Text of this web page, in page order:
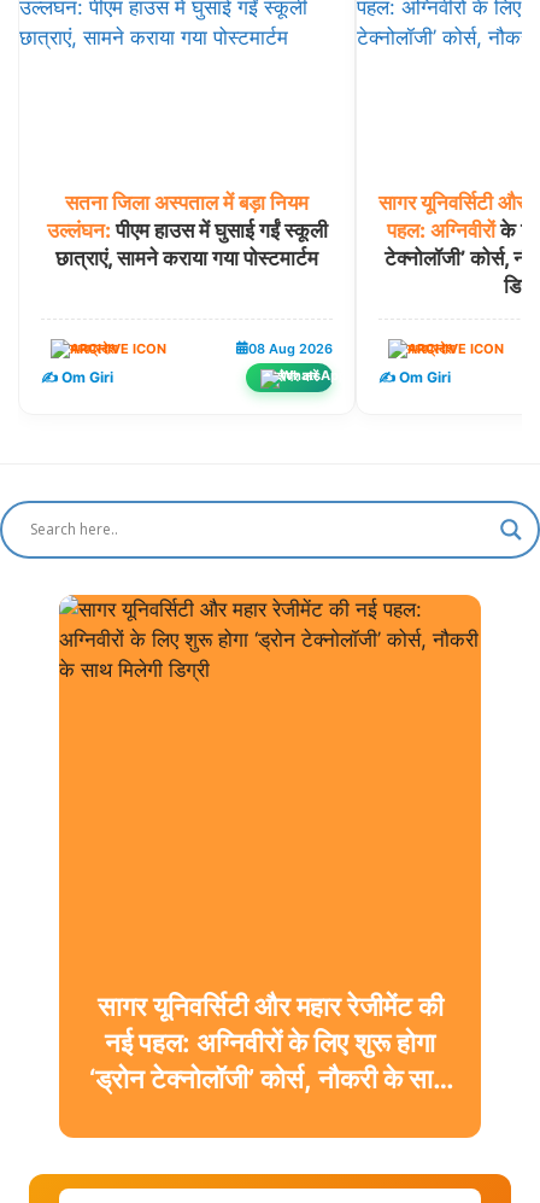
सतना जिला अस्पताल में बड़ा नियम
उल्लंघन: पीएम हाउस में घुसाई गईं स्कूली
छात्राएं, सामने कराया गया पोस्टमार्टम
मध्यप्रदेश 08 Aug 2026
✍️ Om Giri शेयर करें
सागर यूनिवर्सिटी और
पहल: अग्निवीरोंके
टेक्नोलॉजी’ कोर्स,
मध्यप्रदेश
✍️ Om Giri
सागर यूनिवर्सिटी और महार रेजीमेंट की
नई पहल: अग्निवीरों के लिए शुरू होगा
‘ड्रोन टेक्नोलॉजी’ कोर्स, नौकरी के साथ